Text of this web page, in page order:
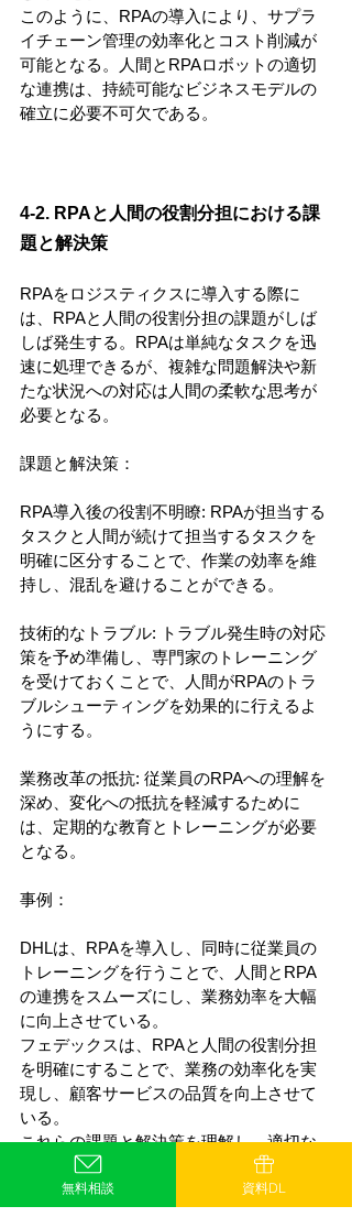
このように、RPAの導入により、サプラ
イチェーン管理の効率化とコスト削減が
可能となる。人間とRPAロボットの適切
な連携は、持続可能なビジネスモデルの
確立に必要不可欠である。
4-2. RPAと人間の役割分担における課
題と解決策
RPAをロジスティクスに導入する際に
は、RPAと人間の役割分担の課題がしば
しば発生する。RPAは単純なタスクを迅
速に処理できるが、複雑な問題解決や新
たな状況への対応は人間の柔軟な思考が
必要となる。
課題と解決策：
RPA導入後の役割不明瞭: RPAが担当する
タスクと人間が続けて担当するタスクを
明確に区分することで、作業の効率を維
持し、混乱を避けることができる。
技術的なトラブル: トラブル発生時の対応
策を予め準備し、専門家のトレーニング
を受けておくことで、人間がRPAのトラ
ブルシューティングを効果的に行えるよ
うにする。
業務改革の抵抗: 従業員のRPAへの理解を
深め、変化への抵抗を軽減するために
は、定期的な教育とトレーニングが必要
となる。
事例：
DHLは、RPAを導入し、同時に従業員の
トレーニングを行うことで、人間とRPA
の連携をスムーズにし、業務効率を大幅
に向上させている。
フェデックスは、RPAと人間の役割分担
を明確にすることで、業務の効率化を実
現し、顧客サービスの品質を向上させて
いる。
これらの課題と解決策を理解し、適切な
対策を講じることで、RPAと人間が連携
してロジスティクス業務を最適化するこ
無料相談 資料DL